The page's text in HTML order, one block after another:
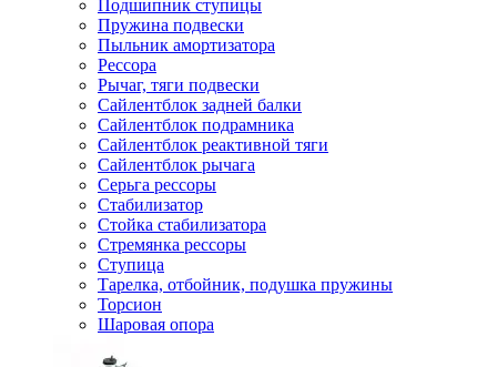
Подшипник ступицы
Пружина подвески
Пыльник амортизатора
Рессора
Рычаг, тяги подвески
Сайлентблок задней балки
Сайлентблок подрамника
Сайлентблок реактивной тяги
Сайлентблок рычага
Серьга рессоры
Стабилизатор
Стойка стабилизатора
Стремянка рессоры
Ступица
Тарелка, отбойник, подушка пружины
Торсион
Шаровая опора